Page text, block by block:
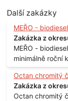
Další zakázky
MEŘO -
Zakázka z
MEŘO - biodiesel Lokalita: - Praha Termín: - průběžně,
minimálně roční kontrakt Množství: -
měsíčně
Octan chromitý
Zakázka z
Octan chromitý čistý Popis: - sůl